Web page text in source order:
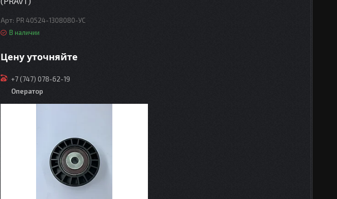
PR 40524-1308080-УС
В наличии
Цену уточняйте
+7 (747) 078-62-19
Оператор